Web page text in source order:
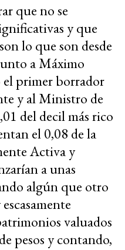
que no se
y que
lo que son desde
a Máximo
primer borrador
y al Ministro de
del decil más rico
el 0,08 de la
Activa y
a unas
algún que otro
valuados
pesos y contando,